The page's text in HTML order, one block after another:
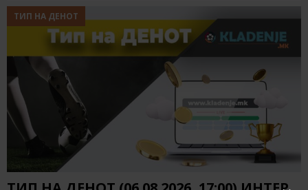
ТИП НА ДЕНОТ